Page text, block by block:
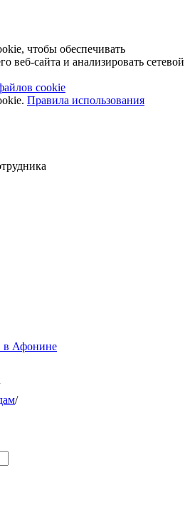
чтобы обеспечивать
веб-сайта и анализировать сетевой
cookie
Правила использования
в Афонине
/